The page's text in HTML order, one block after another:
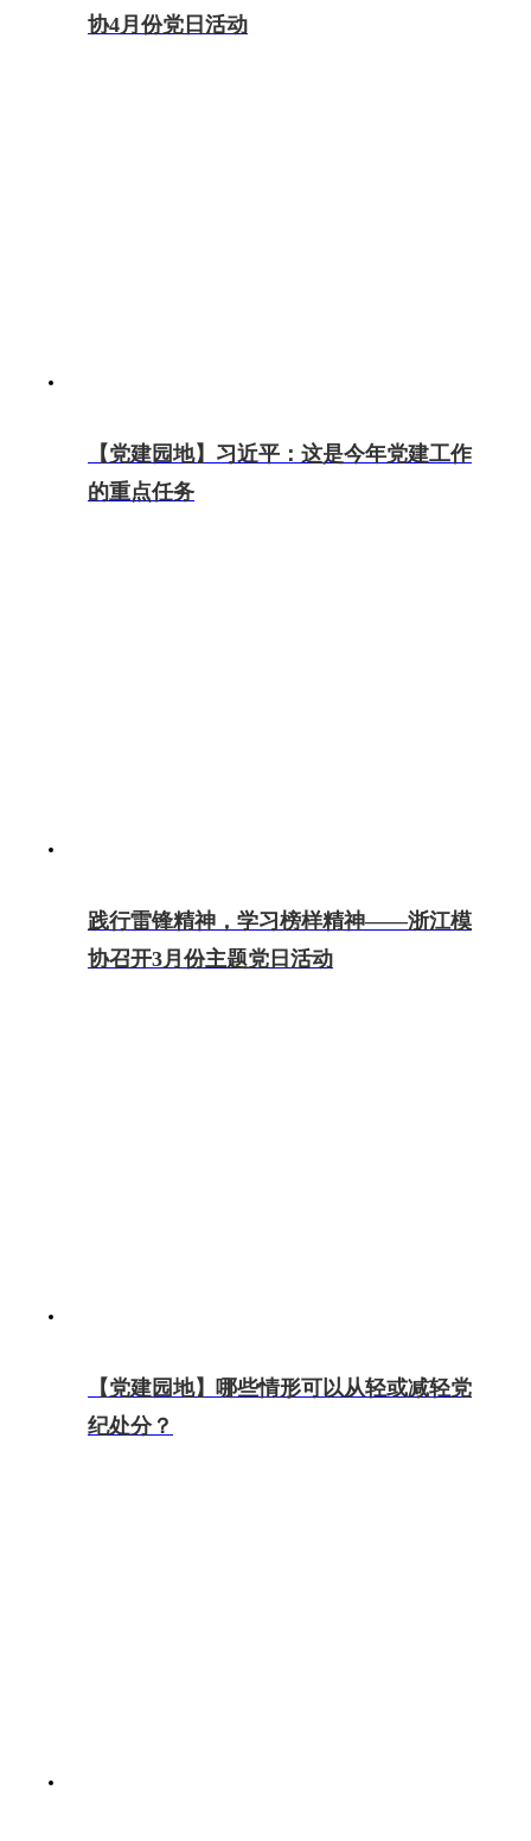
协4月份党日活动
【党建园地】习近平：这是今年党建工作
的重点任务
践行雷锋精神，学习榜样精神——浙江模
协召开3月份主题党日活动
【党建园地】哪些情形可以从轻或减轻党
纪处分？